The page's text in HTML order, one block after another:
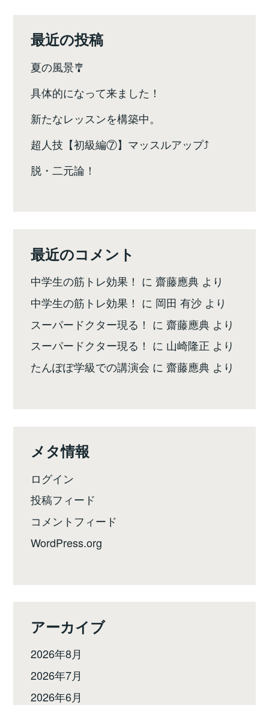
ン最近の投稿
夏の風景🎐
具体的になって来ました！
新たなレッスンを構築中。
超人技【初級編⑦】マッスルアップ⤴️
脱・二元論！
最近のコメント
中学生の筋トレ効果！ に齋藤應典 より
中学生の筋トレ効果！ に 岡田 有沙 より
スーパードクター現る！ に齋藤應典 より
スーパードクター現る！ に 山崎隆正 より
たんぽぽ学級での講演会 に齋藤應典 より
メタ情報
ログイン
投稿フィード
コメントフィード
WordPress.org
アーカイブ
2026年8月
2026年7月
2026年6月